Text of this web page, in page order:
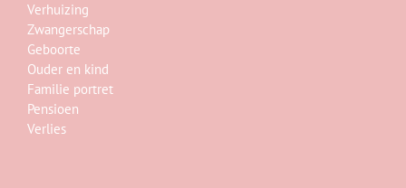
Verhuizing
Zwangerschap
Geboorte
Ouder en kind
Familie portret
Pensioen
Verlies